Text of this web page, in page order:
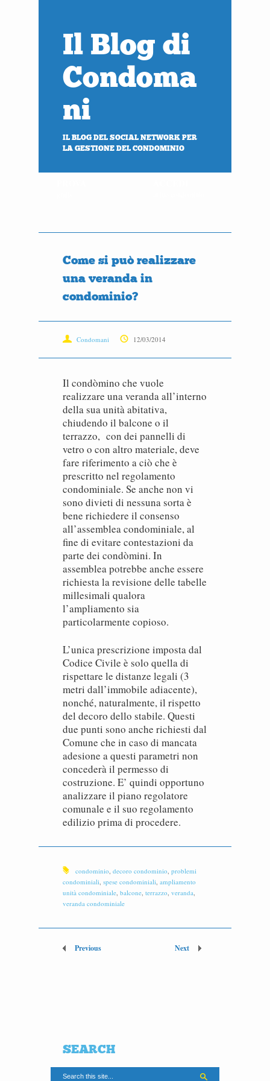
Il Blog di
Condoma
ni
IL BLOG DEL SOCIAL NETWORK PER
LA GESTIONE DEL CONDOMINIO
Come si può realizzare
una veranda in
condominio?
Condomani 12/03/2014
Il condòmino che vuole
realizzare una veranda all’interno
della sua unità abitativa,
chiudendo il balcone o il
terrazzo, con dei pannelli di
vetro o con altro materiale, deve
fare riferimento a ciò che è
prescritto nel regolamento
condominiale. Se anche non vi
sono divieti di nessuna sorta è
bene richiedere il consenso
all’assemblea condominiale, al
fine di evitare contestazioni da
parte dei condòmini. In
assemblea potrebbe anche essere
richiesta la revisione delle tabelle
millesimali qualora
l’ampliamento sia
particolarmente copioso.
L’unica prescrizione imposta dal
Codice Civile è solo quella di
rispettare le distanze legali (3
metri dall’immobile adiacente),
nonché, naturalmente, il rispetto
del decoro dello stabile. Questi
due punti sono anche richiesti dal
Comune che in caso di mancata
adesione a questi parametri non
concederà il permesso di
costruzione. E’ quindi opportuno
analizzare il piano regolatore
comunale e il suo regolamento
edilizio prima di procedere.
condominio, decoro condominio, problemi
condominiali, spese condominiali, ampliamento
unità condominiale, balcone, terrazzo, veranda,
veranda condominiale
Previous Next
SEARCH